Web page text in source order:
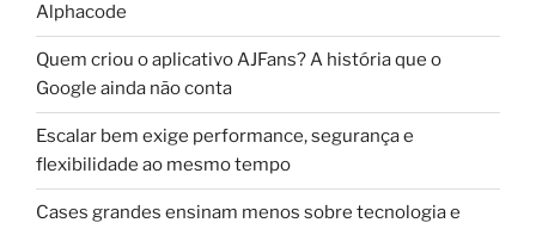
Alphacode
Quem criou o aplicativo AJFans? A história que o
Google ainda não conta
Escalar bem exige performance, segurança e
flexibilidade ao mesmo tempo
Cases grandes ensinam menos sobre tecnologia e